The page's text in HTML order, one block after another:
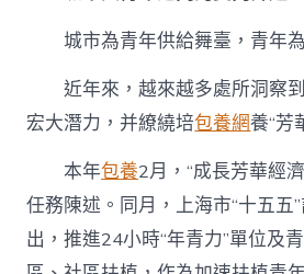
城市為青年供給舞臺，青年
近年來，越來越多處所洞察
宏大潛力，并繚繞培包養網養“芳
本年包養2月，“成長芳華經
任務陳述。同月，上海市“十五五
出，推進24小時“年青力”單位及